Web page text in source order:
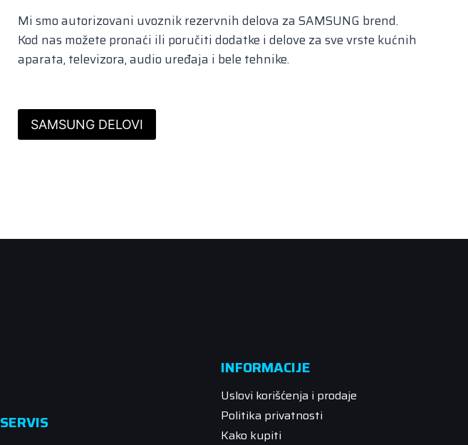
Mi smo autorizovani uvoznik rezervnih delova za SAMSUNG brend.
Kod nas možete pronaći ili poručiti dodatke i delove za sve vrste kućnih
aparata, televizora, audio uređaja i bele tehnike.
SAMSUNG DELOVI
SERVIS
INFORMACIJE
Uslovi korišćenja i prodaje
Politika privatnosti
Kako kupiti